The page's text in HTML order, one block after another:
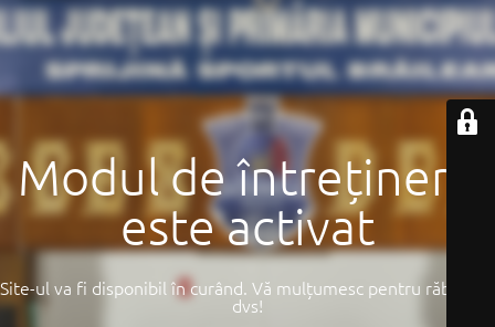
Modul de întreținere
este activat
Site-ul va fi disponibil în curând. Vă mulțumesc pentru răbdarea
dvs!